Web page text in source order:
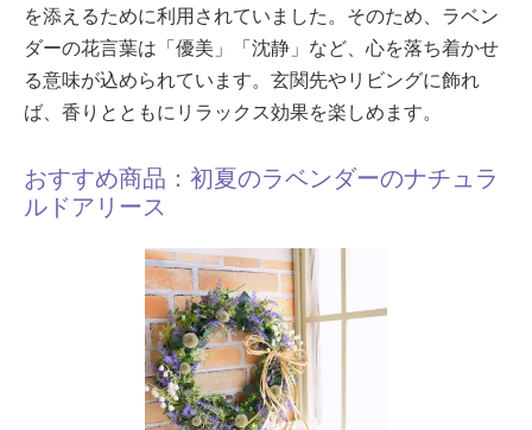
を添えるために利用されていました。そのため、ラベン
ダーの花言葉は「優美」「沈静」など、心を落ち着かせ
る意味が込められています。玄関先やリビングに飾れ
ば、香りとともにリラックス効果を楽しめます。
おすすめ商品：初夏のラベンダーのナチュラ
ルドアリース